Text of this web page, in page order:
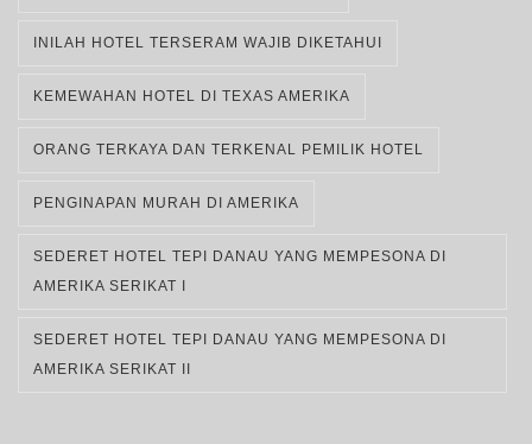
INILAH HOTEL TERSERAM WAJIB DIKETAHUI
KEMEWAHAN HOTEL DI TEXAS AMERIKA
ORANG TERKAYA DAN TERKENAL PEMILIK HOTEL
PENGINAPAN MURAH DI AMERIKA
SEDERET HOTEL TEPI DANAU YANG MEMPESONA DI
AMERIKA SERIKAT I
SEDERET HOTEL TEPI DANAU YANG MEMPESONA DI
AMERIKA SERIKAT II